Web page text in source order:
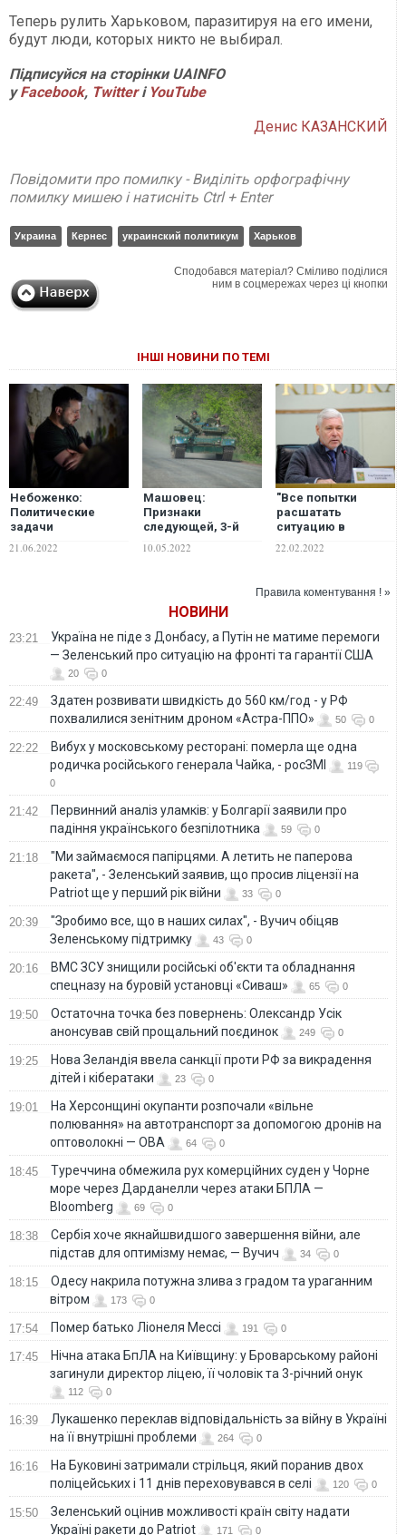
Теперь рулить Харьковом, паразитируя на его имени,
будут люди, которых никто не выбирал.
Підписуйся на сторінки UAINFO
уFacebook, Twitterі YouTube
Денис КАЗАНСКИЙ
Повідомити про помилку - Виділіть орфографічну
помилку мишею і натисніть Ctrl + Enter
Украина Кернес украинский политикум Харьков
Сподобався матеріал? Сміливо поділися
ним в соцмережах через ці кнопки
ІНШІ НОВИНИ ПО ТЕМІ
Небоженко:
Политические
задачи
Украины
21.06.2022
Машовец:
Признаки
следующей, 3-й
"специальной
отчётливо
10.05.2022
"Все попытки
расшатать
ситуацию в
жестко
отреагировал на
22.02.2022
Правила коментування ! »
НОВИНИ
23:21
Україна не піде з Донбасу, а Путін не матиме перемоги
— Зеленський про ситуацію на фронті та гарантії США
20 0
22:49
Здатен розвивати швидкість до 560 км/год - у РФ
похвалилися зенітним дроном «Астра-ППО»
50 0
22:22
Вибух у московському ресторані: померла ще одна
родичка російського генерала Чайка, - росЗМІ
119
0
21:42
Первинний аналіз уламків: у Болгарії заявили про
падіння українського безпілотника
59 0
21:18
"Ми займаємося папірцями. А летить не паперова
ракета", - Зеленський заявив, що просив ліцензії на
Patriot ще у перший рік війни
33 0
20:39
"Зробимо все, що в наших силах", - Вучич обіцяв
Зеленському підтримку
43 0
20:16
ВМС ЗСУ знищили російські об'єкти та обладнання
спецназу на буровій установці «Сиваш»
65 0
19:50
Остаточна точка без повернень: Олександр Усік
анонсував свій прощальний поєдинок
249 0
19:25
Нова Зеландія ввела санкції проти РФ за викрадення
дітей і кібератаки
23 0
19:01
На Херсонщині окупанти розпочали «вільне
полювання» на автотранспорт за допомогою дронів на
оптоволокні — ОВА
64 0
18:45
Туреччина обмежила рух комерційних суден у Чорне
море через Дарданелли через атаки БПЛА —
Bloomberg
69 0
18:38
Сербія хоче якнайшвидшого завершення війни, але
підстав для оптимізму немає, — Вучич
34 0
18:15
Одесу накрила потужна злива з градом та ураганним
вітром
173 0
17:54 Помер батько Ліонеля Мессі 191 0
17:45
Нічна атака БпЛА на Київщину: у Броварському районі
загинули директор ліцею, її чоловік та 3-річний онук
112 0
16:39
Лукашенко переклав відповідальність за війну в Україні
на її внутрішні проблеми
264 0
16:16
На Буковині затримали стрільця, який поранив двох
поліцейських і 11 днів переховувався в селі
120 0
15:50
Зеленський оцінив можливості країн світу надати
Україні ракети до Patriot
171 0